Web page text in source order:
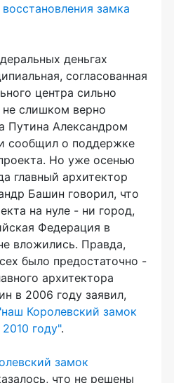
замка
деньгах
согласованная
центра сильно
не слишком верно
Путина Александром
сообщил о поддержке
Но уже осенью
главный архитектор
Башин говорил, что
на нуле - ни город,
Федерация в
вложились. Правда,
было предостаточно -
архитектора
в 2006 году заявил,
Королевский замок
году".
замок
что не решены